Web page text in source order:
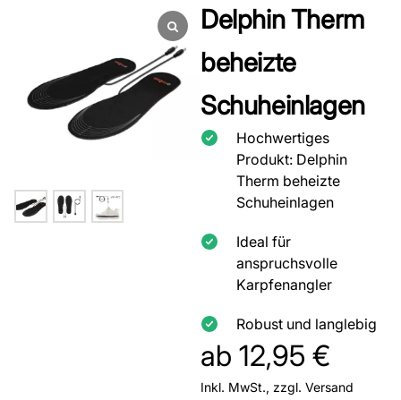
Delphin Therm
beheizte
Schuheinlagen
Hochwertiges
Produkt: Delphin
Therm beheizte
Schuheinlagen
Ideal für
anspruchsvolle
Karpfenangler
Robust und langlebig
ab 12,95 €
Inkl. MwSt., zzgl. Versand